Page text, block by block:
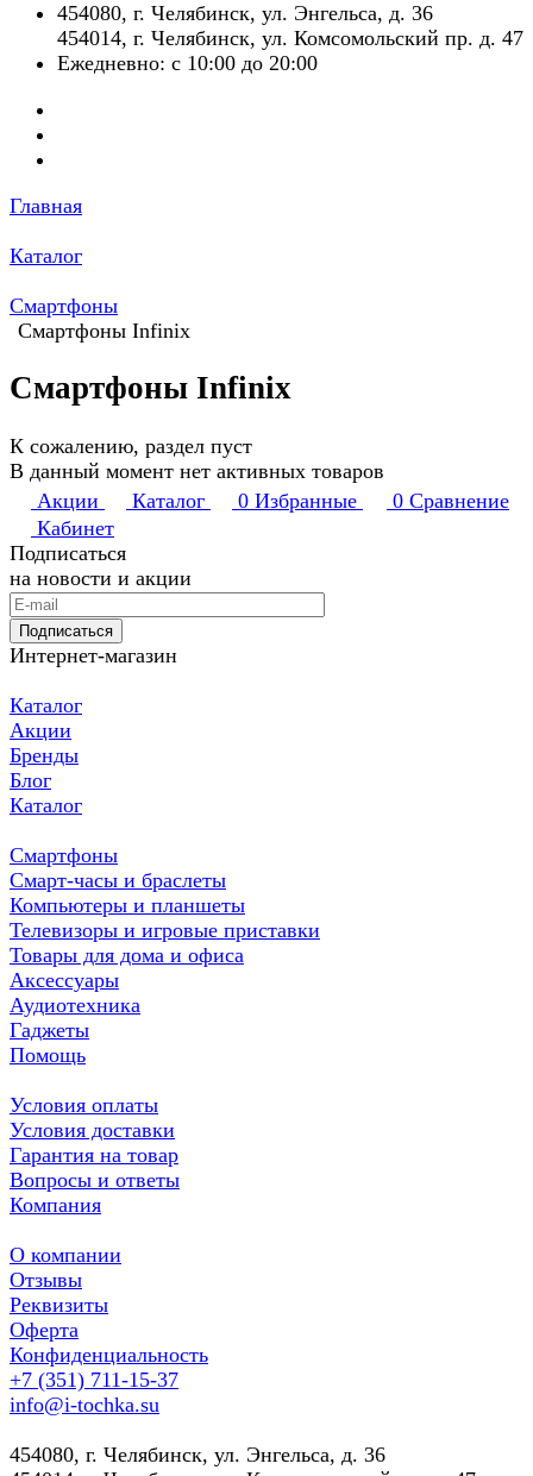
​454080, г. Челябинск, ул. Энгельса, д. 36
454014, г. Челябинск, ул. Комсомольский пр. д. 47
Ежедневно: с 10:00 до 20:00
Главная
Каталог
Смартфоны
Смартфоны Infinix
Смартфоны Infinix
К сожалению, раздел пуст
В данный момент нет активных товаров
Акции
Каталог 0 Избранные 0 Сравнение
Кабинет
Подписаться
на новости и акции
Подписаться
Интернет-магазин
Каталог
Акции
Бренды
Блог
Каталог
Смартфоны
Смарт-часы и браслеты
Компьютеры и планшеты
Телевизоры и игровые приставки
Товары для дома и офиса
Аксессуары
Аудиотехника
Гаджеты
Помощь
Условия оплаты
Условия доставки
Гарантия на товар
Вопросы и ответы
Компания
О компании
Отзывы
Реквизиты
Оферта
Конфиденциальность
+7 (351) 711-15-37
info@i-tochka.su
​454080, г. Челябинск, ул. Энгельса, д. 36